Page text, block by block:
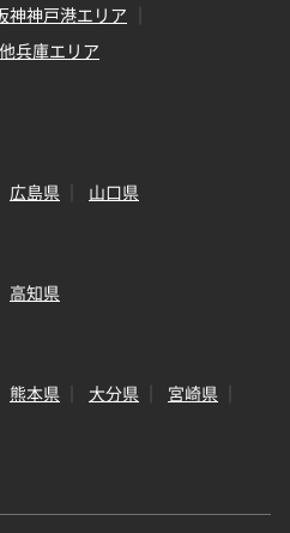
神神戸港エリア
兵庫エリア
広島県 山口県
高知県
熊本県 大分県
宮崎県